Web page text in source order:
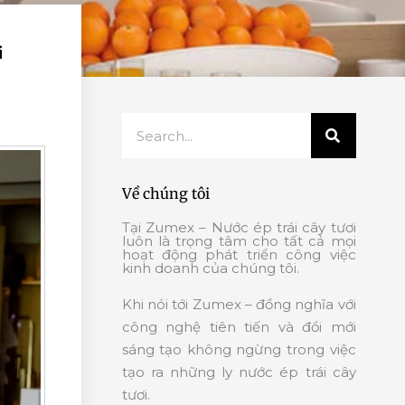
Về chúng tôi
Tại Zumex – Nước ép trái cây tươi
luôn là trọng tâm cho tất cả mọi
hoạt động phát triển công việc
kinh doanh của chúng tôi.
Khi nói tới Zumex – đồng nghĩa với
công nghệ tiên tiến và đổi mới
sáng tạo không ngừng trong việc
tạo ra những ly nước ép trái cây
tươi.